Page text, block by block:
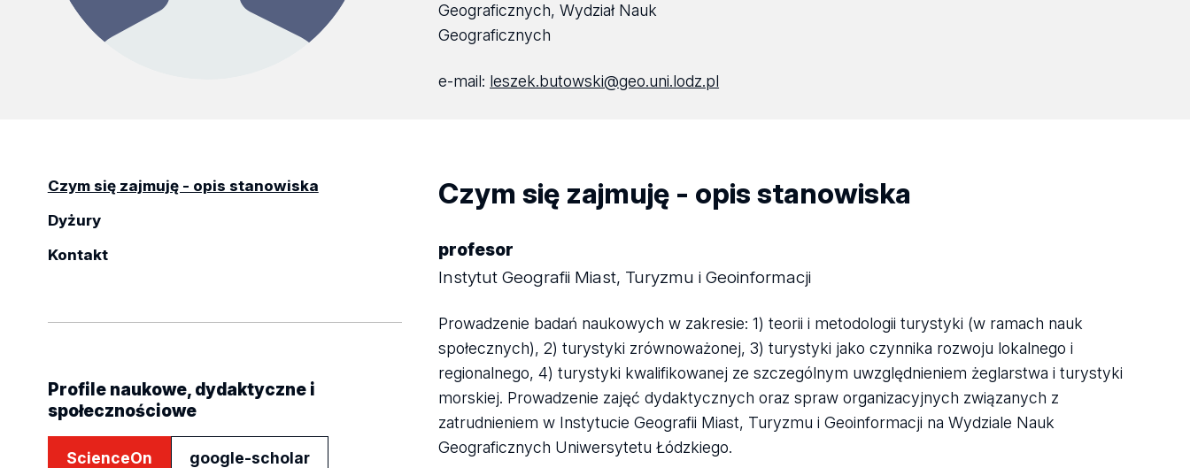
Geograficznych, Wydział Nauk
Geograficznych
e-mail: leszek.butowski@geo.uni.lodz.pl
Czym się zajmuję - opis stanowiska
Dyżury
Kontakt
Profile naukowe, dydaktyczne i
społecznościowe
ScienceOn google-scholar
Czym się zajmuję - opis stanowiska
profesor
Instytut Geografii Miast, Turyzmu i Geoinformacji
Prowadzenie badań naukowych w zakresie: 1) teorii i metodologii turystyki (w ramach nauk
społecznych), 2) turystyki zrównoważonej, 3) turystyki jako czynnika rozwoju lokalnego i
regionalnego, 4) turystyki kwalifikowanej ze szczególnym uwzględnieniem żeglarstwa i turystyki
morskiej. Prowadzenie zajęć dydaktycznych oraz spraw organizacyjnych związanych z
zatrudnieniem w Instytucie Geografii Miast, Turyzmu i Geoinformacji na Wydziale Nauk
Geograficznych Uniwersytetu Łódzkiego.